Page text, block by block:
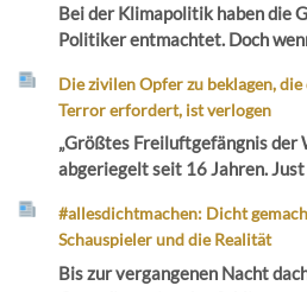
Bei der Klimapolitik haben die
Politiker entmachtet. Doch
Die zivilen Opfer zu beklagen,
Terror erfordert, ist verlogen
„Größtes Freiluftgefängnis der
abgeriegelt seit 16 Jahren.
#allesdichtmachen: Dicht
Schauspieler und die Realität
Bis zur vergangenen Nacht